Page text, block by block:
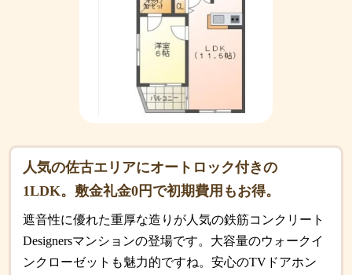
人気の佐古エリアにオートロック付きの
1LDK。敷金礼金0円で初期費用もお得。
遮音性に優れた重厚な造りが人気の鉄筋コンクリート
Designersマンションの登場です。大容量のウォークイ
ンクローゼットも魅力的ですね。安心のTVドアホン